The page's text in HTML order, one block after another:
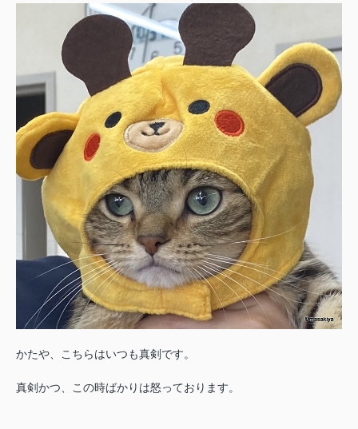
かたや、こちらはいつも真剣です。
真剣かつ、この時ばかりは怒っております。